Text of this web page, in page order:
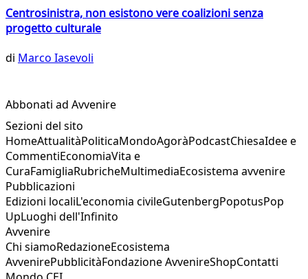
Centrosinistra, non esistono vere coalizioni senza
progetto culturale
di Marco Iasevoli
Abbonati ad Avvenire
Sezioni del sito
HomeAttualitàPoliticaMondoAgoràPodcastChiesaIdee e
CommentiEconomiaVita e
CuraFamigliaRubricheMultimediaEcosistema avvenire
Pubblicazioni
Edizioni localiL'economia civileGutenbergPopotusPop
UpLuoghi dell'Infinito
Avvenire
Chi siamoRedazioneEcosistema
AvvenirePubblicitàFondazione AvvenireShopContatti